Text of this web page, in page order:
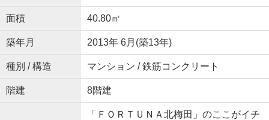
面積 40.80㎡
築年月 2013年 6月(築13年)
種別 / 構造 マンション / 鉄筋コンクリート
階建 8階建
「ＦＯＲＴＵＮＡ北梅田」のここがイチ